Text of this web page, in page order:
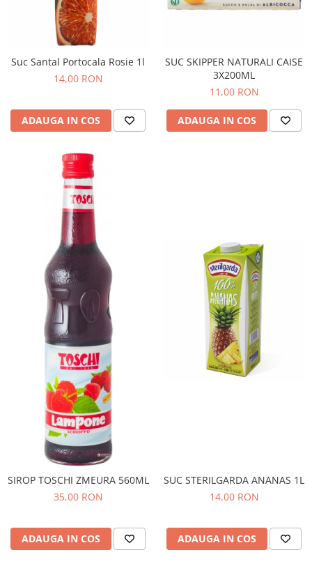
Suc Santal Portocala Rosie 1l
14,00 RON
ADAUGA IN COS
SUC SKIPPER NATURALI CAISE
3X200ML
11,00 RON
ADAUGA IN COS
SIROP TOSCHI ZMEURA 560ML
35,00 RON
ADAUGA IN COS
SUC STERILGARDA ANANAS 1L
14,00 RON
ADAUGA IN COS